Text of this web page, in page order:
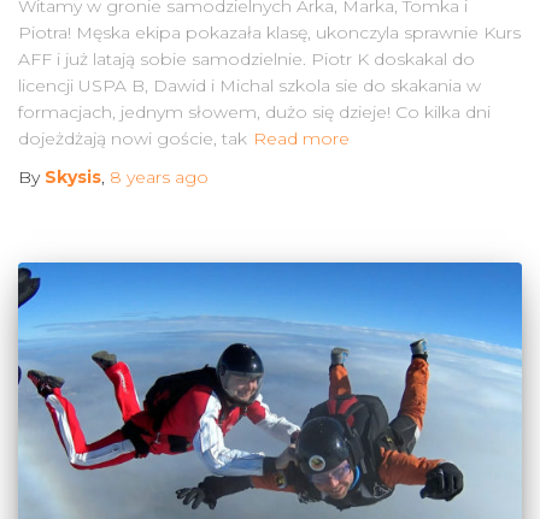
Witamy w gronie samodzielnych Arka, Marka, Tomka i
Piotra! Męska ekipa pokazała klasę, ukonczyla sprawnie Kurs
AFF i już latają sobie samodzielnie. Piotr K doskakal do
licencji USPA B, Dawid i Michal szkola sie do skakania w
formacjach, jednym słowem, dużo się dzieje! Co kilka dni
dojeżdżają nowi goście, tak Read more
By Skysis 8 years ago